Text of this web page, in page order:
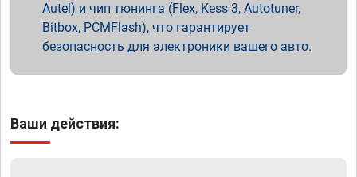
Autel) и чип тюнинга (Flex, Kess 3, Autotuner,
Bitbox, PCMFlash), что гарантирует
безопасность для электроники вашего авто.
Ваши действия: